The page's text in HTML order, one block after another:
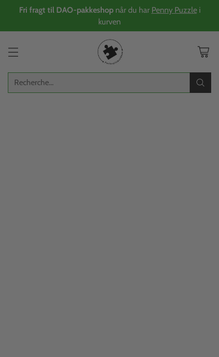
Fri fragt til DAO-pakkeshopnår du har Penny Puzzlei
kurven
Recherche…